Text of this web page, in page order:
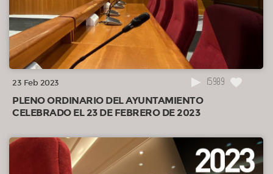
23 Feb 2023 15989
PLENO ORDINARIO DEL AYUNTAMIENTO
CELEBRADO EL 23 DE FEBRERO DE 2023